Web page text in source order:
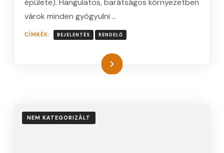
várok minden gyógyulni …
CÍMKÉK: BEJELENTÉS RENDELŐ
Tovább
NEM KATEGORIZÁLT